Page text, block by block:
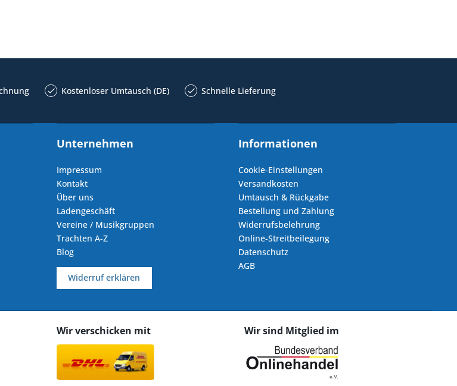
Kostenloser Umtausch (DE) Schnelle Lieferung
Unternehmen
Impressum
Kontakt
Über uns
Ladengeschäft
Vereine / Musikgruppen
Trachten A-Z
Blog
Widerruf erklären
Informationen
Cookie-Einstellungen
Versandkosten
Umtausch & Rückgabe
Bestellung und Zahlung
Widerrufsbelehrung
Online-Streitbeilegung
Datenschutz
AGB
Wir verschicken mit Wir sind Mitglied im